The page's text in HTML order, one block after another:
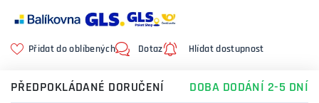
Přidat do oblíbených Dotaz Hlídat dostupnost
PŘEDPOKLÁDANÉ DORUČENÍ DOBA DODÁNÍ 2-5 DNÍ